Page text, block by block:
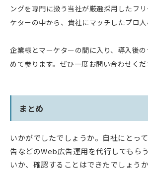
ングを専門に扱う当社が厳選採用したフ
ケターの中から、貴社にマッチしたプロ人
企業様とマーケターの間に入り、導入後
めて参ります。ぜひ一度お問い合わせくだ
まとめ
いかがでしたでしょうか。自社にとっ
告などのWeb広告運用を代行してもら
いか、確認することはできたでしょう